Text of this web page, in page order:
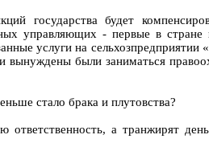
государства будет
управляющих - первые в
услуги на
были заниматься
стало брака и плутовства?
а транжирят